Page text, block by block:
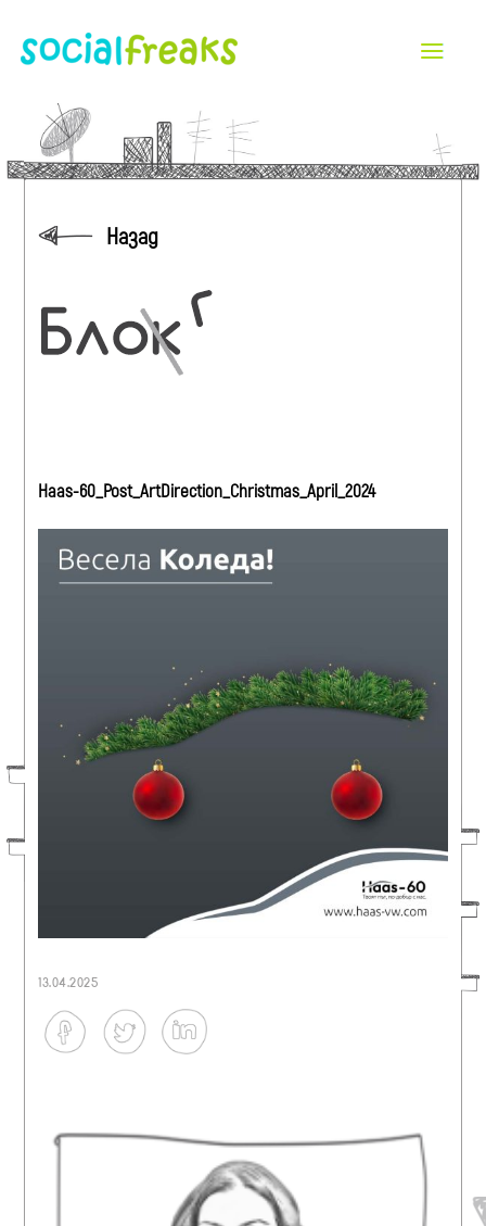
Назад
Haas-60_Post_ArtDirection_Christmas_April_2024
13.04.2025